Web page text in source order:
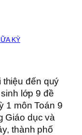
KỲ
thiệu đến quý
lớp 9 đề
1 môn Toán 9
Giáo dục và
thành phố